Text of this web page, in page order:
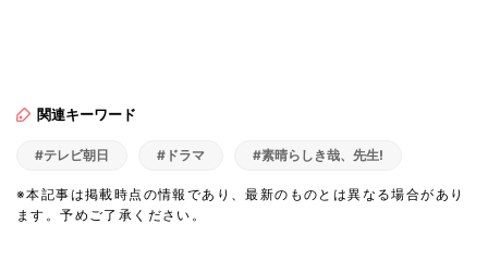
関連キーワード
#テレビ朝日 #ドラマ #素晴らしき哉、先生!
※本記事は掲載時点の情報であり、最新のものとは異なる場合があり
ます。予めご了承ください。